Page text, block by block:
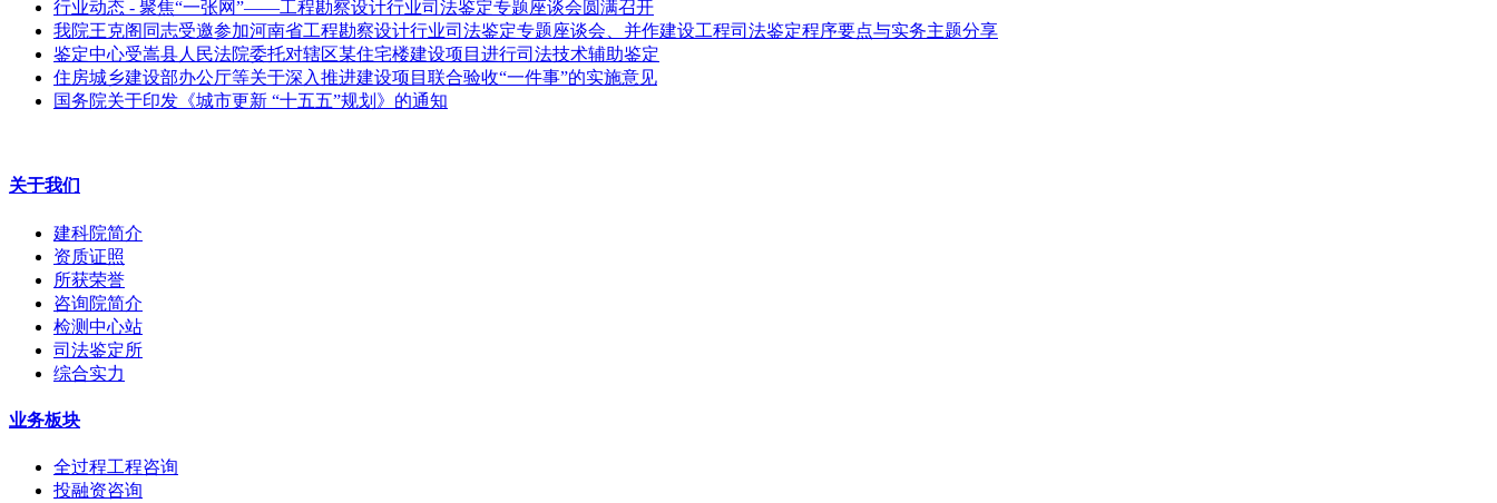
行业动态 - 聚焦“一张网”——工程勘察设计行业司法鉴定专题座谈会圆满召开
我院王克阁同志受邀参加河南省工程勘察设计行业司法鉴定专题座谈会、并作建设工程司法鉴定程序要点与实务主题分享
鉴定中心受嵩县人民法院委托对辖区某住宅楼建设项目进行司法技术辅助鉴定
住房城乡建设部办公厅等关于深入推进建设项目联合验收“一件事”的实施意见
国务院关于印发《城市更新 “十五五”规划》的通知
关于我们
建科院简介
资质证照
所获荣誉
咨询院简介
检测中心站
司法鉴定所
综合实力
业务板块
全过程工程咨询
投融资咨询